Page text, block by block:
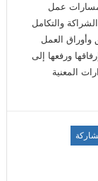
عمل
والتكامل
وأوراق العمل
ورفعها إلى
المعنية